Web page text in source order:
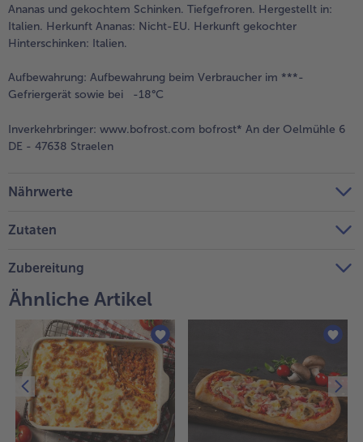
Weiterempfehlen &
Ananas und gekochtem Schinken. Tiefgefroren. Hergestellt in:
Italien. Herkunft Ananas: Nicht-EU. Herkunft gekochter
Hinterschinken: Italien.
Aufbewahrung: Aufbewahrung beim Verbraucher im ***-
Gefriergerät sowie bei -18°C
Inverkehrbringer: www.bofrost.com bofrost* An der Oelmühle 6
DE - 47638 Straelen
Nährwerte
Zutaten
Zubereitung
Ähnliche Artikel